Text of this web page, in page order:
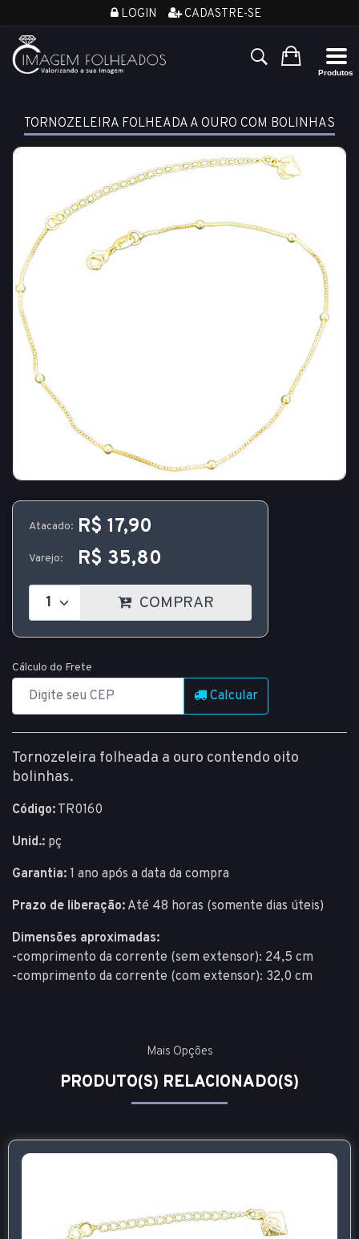
LOGIN CADASTRE-SE
TORNOZELEIRA FOLHEADA A OURO COM BOLINHAS
Atacado: R$ 17,90
Varejo: R$ 35,80
COMPRAR
Cálculo do Frete
Calcular
Tornozeleira folheada a ouro contendo oito
bolinhas.
Código: TR0160
Unid.: pç
Garantia: 1 ano após a data da compra
Prazo de liberação: Até 48 horas (somente dias úteis)
Dimensões aproximadas:
-comprimento da corrente (sem extensor): 24,5 cm
-comprimento da corrente (com extensor): 32,0 cm
Mais Opções
PRODUTO(S) RELACIONADO(S)